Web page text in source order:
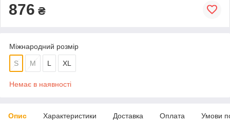
876 ₴
Міжнародний розмір
S M L XL
Немає в наявності
Опис Характеристики Доставка Оплата Умови